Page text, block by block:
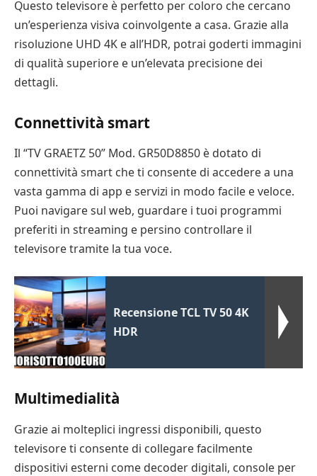
Questo televisore è perfetto per coloro che cercano
un’esperienza visiva coinvolgente a casa. Grazie alla
risoluzione UHD 4K e all’HDR, potrai goderti immagini
di qualità superiore e un’elevata precisione dei
dettagli.
Connettività smart
Il “TV GRAETZ 50” Mod. GR50D8850 è dotato di
connettività smart che ti consente di accedere a una
vasta gamma di app e servizi in modo facile e veloce.
Puoi navigare sul web, guardare i tuoi programmi
preferiti in streaming e persino controllare il
televisore tramite la tua voce.
Recensione TCL TV 50 4K
HDR
Multimedialità
Grazie ai molteplici ingressi disponibili, questo
televisore ti consente di collegare facilmente
dispositivi esterni come decoder digitali, console per